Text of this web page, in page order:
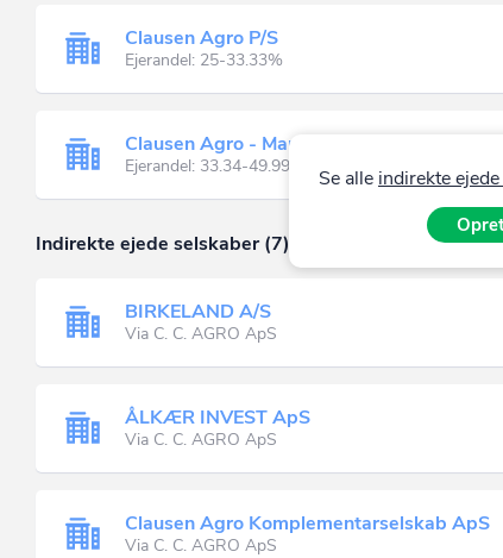
Clausen Agro P/S
Ejerandel: 25-33.33%
Clausen Agro - Mark & Service P/S
Ejerandel: 33.34-49.99%
Indirekte ejede selskaber (7)
BIRKELAND A/S
Via C. C. AGRO ApS
ÅLKÆR INVEST ApS
Via C. C. AGRO ApS
Clausen Agro Komplementarselskab ApS
Via C. C. AGRO ApS
Se alle indirekte